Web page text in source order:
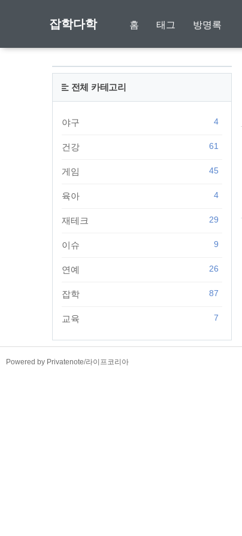
잡학다학 홈 태그 방명록
전체 카테고리
야구 4
건강 61
게임 45
육아 4
재테크 29
이슈 9
연예 26
잡학 87
교육 7
Powered by Privatenote/라이프코리아
TistoryWhaleSkin3.4